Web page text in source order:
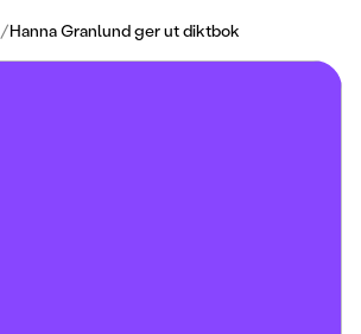
/Hanna Granlund ger ut diktbok